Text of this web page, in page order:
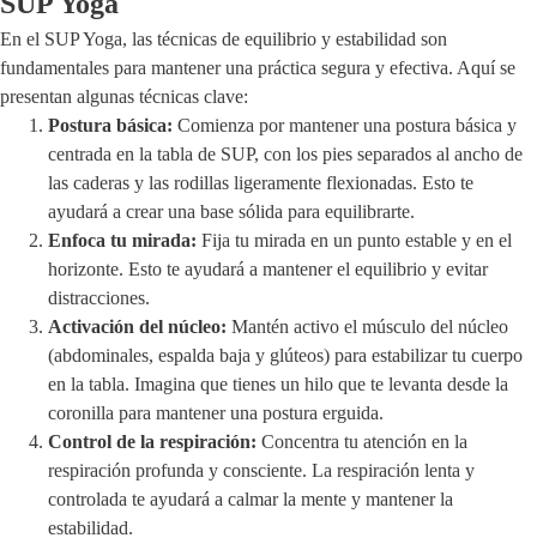
En el SUP Yoga, las técnicas de equilibrio y estabilidad son
fundamentales para mantener una práctica segura y efectiva. Aquí se
presentan algunas técnicas clave:
Postura básica: Comienza por mantener una postura básica y
centrada en la tabla de SUP, con los pies separados al ancho de
las caderas y las rodillas ligeramente flexionadas. Esto te
ayudará a crear una base sólida para equilibrarte.
Enfoca tu mirada: Fija tu mirada en un punto estable y en el
horizonte. Esto te ayudará a mantener el equilibrio y evitar
distracciones.
Activación del núcleo: Mantén activo el músculo del núcleo
(abdominales, espalda baja y glúteos) para estabilizar tu cuerpo
en la tabla. Imagina que tienes un hilo que te levanta desde la
coronilla para mantener una postura erguida.
Control de la respiración: Concentra tu atención en la
respiración profunda y consciente. La respiración lenta y
controlada te ayudará a calmar la mente y mantener la
estabilidad.